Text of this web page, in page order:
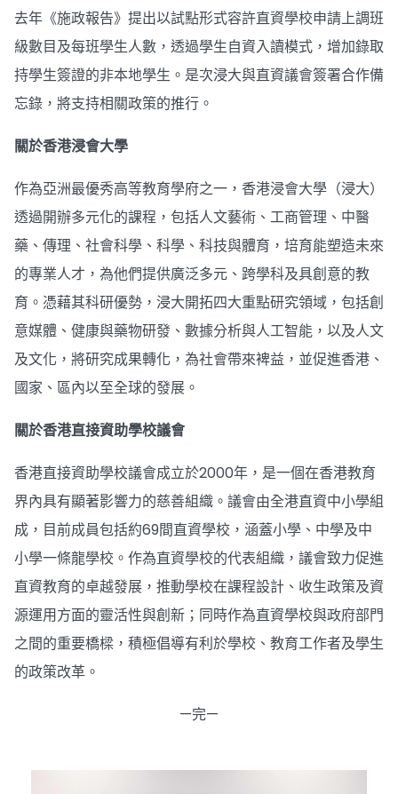
去年《施政報告》提出以試點形式容許直資學校申請上調班
級數目及每班學生人數，透過學生自資入讀模式，增加錄取
持學生簽證的非本地學生。是次浸大與直資議會簽署合作備
忘錄，將支持相關政策的推行。
關於香港浸會大學
作為亞洲最優秀高等教育學府之一，香港浸會大學（浸大）
透過開辦多元化的課程，包括人文藝術、工商管理、中醫
藥、傳理、社會科學、科學、科技與體育，培育能塑造未來
的專業人才，為他們提供廣泛多元、跨學科及具創意的教
育。憑藉其科研優勢，浸大開拓四大重點研究領域，包括創
意媒體、健康與藥物研發、數據分析與人工智能，以及人文
及文化，將研究成果轉化，為社會帶來裨益，並促進香港、
國家、區內以至全球的發展。
關於香港直接資助學校議會
香港直接資助學校議會成立於2000年，是一個在香港教育
界內具有顯著影響力的慈善組織。議會由全港直資中小學組
成，目前成員包括約69間直資學校，涵蓋小學、中學及中
小學一條龍學校。作為直資學校的代表組織，議會致力促進
直資教育的卓越發展，推動學校在課程設計、收生政策及資
源運用方面的靈活性與創新；同時作為直資學校與政府部門
之間的重要橋樑，積極倡導有利於學校、教育工作者及學生
的政策改革。
—完—